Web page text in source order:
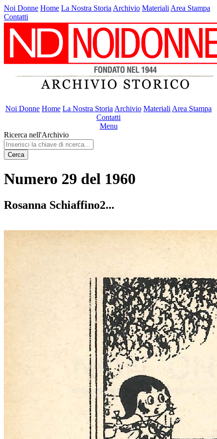
Noi Donne Home La Nostra Storia Archivio Materiali Area Stampa
Contatti
Noi Donne Home La Nostra Storia Archivio Materiali Area Stampa
Contatti
Menu
Ricerca nell'Archivio
Cerca
Numero 29 del 1960
Rosanna Schiaffino2...